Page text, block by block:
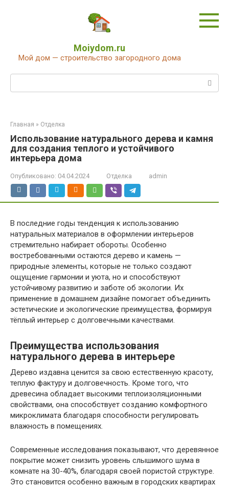
Moiydom.ru
Мой дом — строительство загородного дома
Главная » Отделка
Использование натурального дерева и камня
для создания теплого и устойчивого
интерьера дома
Опубликовано: 04.04.2024 Отделка admin
В последние годы тенденция к использованию
натуральных материалов в оформлении интерьеров
стремительно набирает обороты. Особенно
востребованными остаются дерево и камень —
природные элементы, которые не только создают
ощущение гармонии и уюта, но и способствуют
устойчивому развитию и заботе об экологии. Их
применение в домашнем дизайне помогает объединить
эстетические и экологические преимущества, формируя
тёплый интерьер с долговечными качествами.
Преимущества использования
натурального дерева в интерьере
Дерево издавна ценится за свою естественную красоту,
теплую фактуру и долговечность. Кроме того, что
древесина обладает высокими теплоизоляционными
свойствами, она способствует созданию комфортного
микроклимата благодаря способности регулировать
влажность в помещениях.
Современные исследования показывают, что деревянное
покрытие может снизить уровень слышимого шума в
комнате на 30-40%, благодаря своей пористой структуре.
Это становится особенно важным в городских квартирах